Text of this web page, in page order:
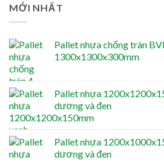
MỚI NHẤT
Pallet nhựa chống tràn
1300x1300x300mm
Pallet nhựa
dương và đen
Pallet nhựa
dương và đen